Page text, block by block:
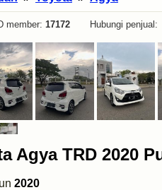
17172 Hubungi penjual:
Agya TRD 2020
2020